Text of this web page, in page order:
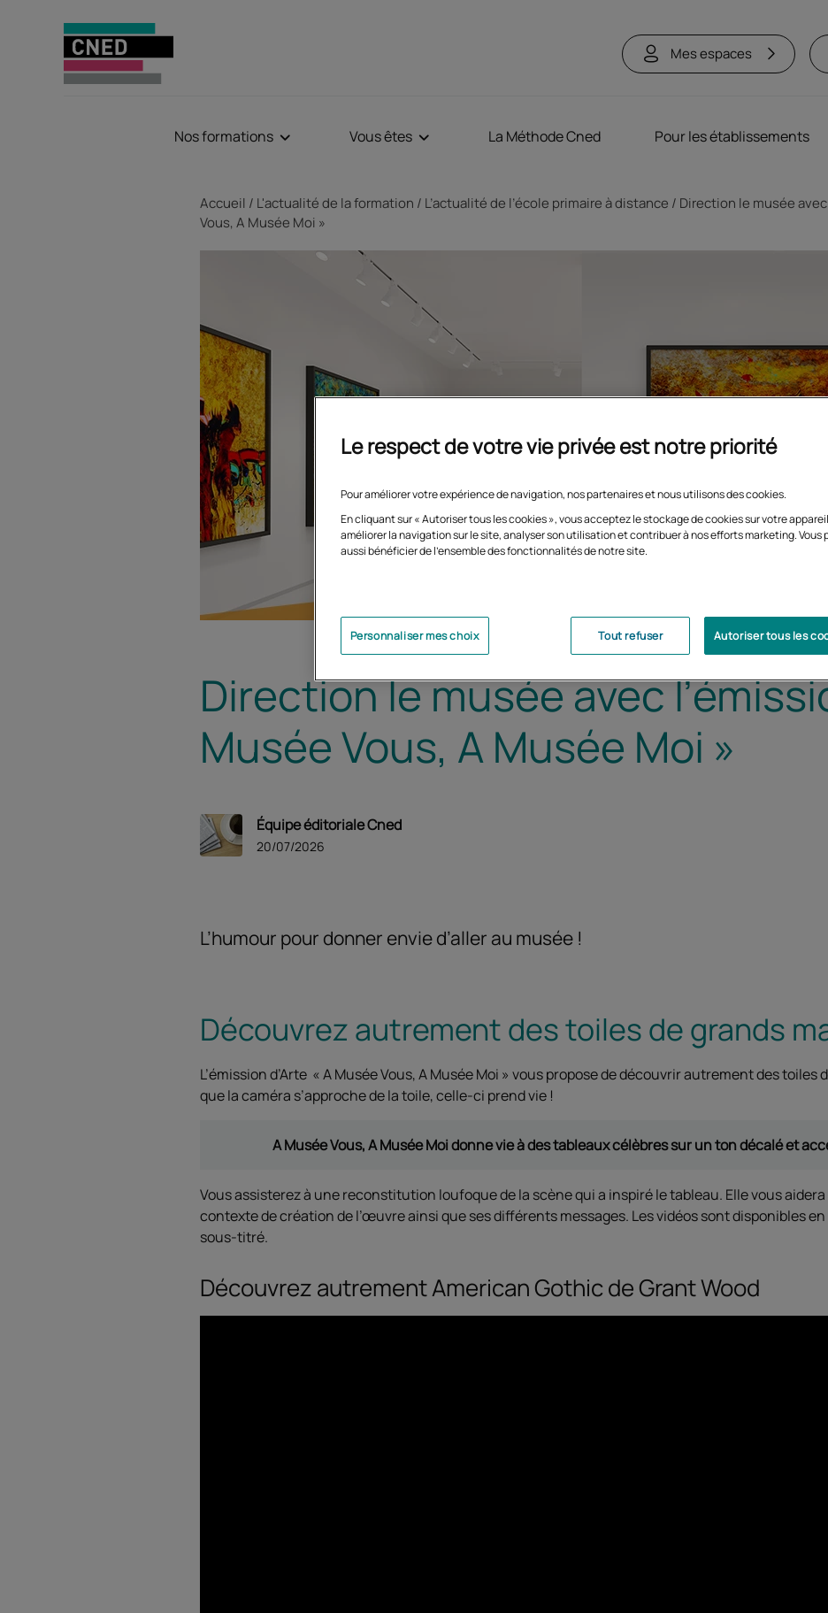
Mes espaces
Nos formations Vous êtes La Méthode Cned Pour les établissements
Accueil L'actualité de la formation L’actualité de l’école primaire à distance
Direction le musée
Vous, A Musée Moi »
Direction le musée avec
Musée Vous, A Musée Moi »
Équipe éditoriale Cned
20/07/2026
L’humour pour donner envie d’aller au musée !
Découvrez autrement des toiles de grands
L’émission d’Arte « A Musée Vous, A Musée Moi » vous propose de découvrir autrement des toiles
que la caméra s’approche de la toile, celle-ci prend vie !
A Musée Vous, A Musée Moi donne vie à des tableaux célèbres sur un ton décalé et
Vous assisterez à une reconstitution loufoque de la scène qui a inspiré le tableau. Elle vous
contexte de création de l’œuvre ainsi que ses différents messages. Les vidéos sont disponibles
sous-titré.
Découvrez autrement American Gothic de Grant Wood
Le respect de votre vie privée est notre priorité
Pour améliorer votre expérience de navigation, nos partenaires et nous utilisons des cookies.
En cliquant sur « Autoriser tous les cookies », vous acceptez le stockage de cookies sur votre
améliorer la navigation sur le site, analyser son utilisation et contribuer à nos efforts marketing. Vous
aussi bénéficier de l'ensemble des fonctionnalités de notre site.
Tout refuser Autoriser tous les
Personnaliser mes choix